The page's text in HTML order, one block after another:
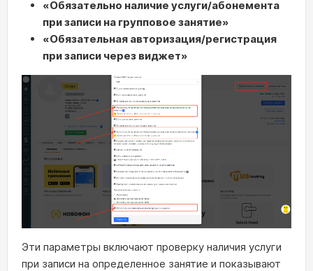
«Обязательно наличие услуги/абонемента
при записи на групповое занятие»
«Обязательная авторизация/регистрация
при записи через виджет»
Эти параметры включают проверку наличия услуги
при записи на определенное занятие и показывают